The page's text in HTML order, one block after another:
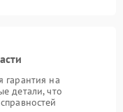
гарантия на
детали, что